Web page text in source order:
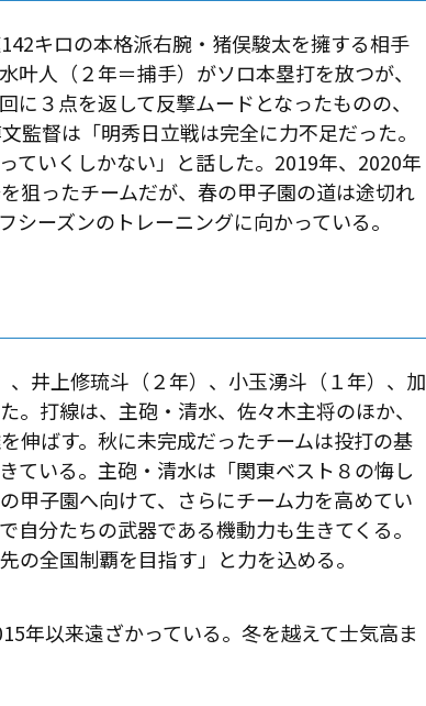
キロの本格派右腕・猪俣駿太を擁する相手
人（２年＝捕手）がソロ本塁打を放つが、
３点を返して反撃ムードとなったものの、
監督は「明秀日立戦は完全に力不足だった。
ていくしかない」と話した。2019年、2020年
狙ったチームだが、春の甲子園の道は途切れ
ーズンのトレーニングに向かっている。
井上修琉斗（２年）、小玉湧斗（１年）、加
打線は、主砲・清水、佐々木主将のほか、
伸ばす。秋に未完成だったチームは投打の基
ている。主砲・清水は「関東ベスト８の悔し
甲子園へ向けて、さらにチーム力を高めてい
分たちの武器である機動力も生きてくる。
の全国制覇を目指す」と力を込める。
年以来遠ざかっている。冬を越えて士気高ま